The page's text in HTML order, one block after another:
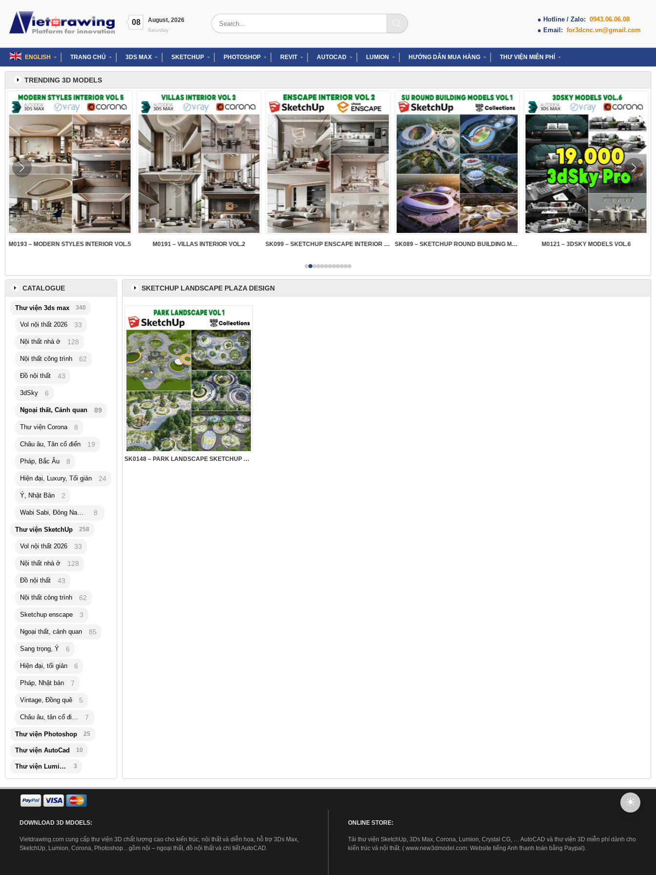
content
08 August, 2026
Saturday
Search
for:
● Hotline / Zalo: 0943.06.06.08
● Email: for3dcnc.vn@gmail.com
ENGLISH TRANG CHỦ 3DS MAX SKETCHUP PHOTOSHOP REVIT AUTOCAD LUMION HƯỚNG DẪN MUA HÀNG THƯ VIỆN MIỄN PHÍ
TRENDING 3D MODELS
M0193 – MODERN STYLES INTERIOR VOL.5 M0191 – VILLAS INTERIOR VOL.2 SK099 – SKETCHUP ENSCAPE INTERIOR VOL.2 SK089 – SKETCHUP ROUND BUILDING MODELS M0121 – 3DSKY MODELS VOL.6
SKETCHUP LANDSCAPE PLAZA DESIGN
SK0148 – PARK LANDSCAPE SKETCHUP VOL.1
CATALOGUE
Thư viện 3ds max 340
Vol nội thất 2026 33
Nội thất nhà ở 128
Nội thất công trình 62
Đồ nội thất 43
3dSky 6
Ngoại thất, Cảnh quan 89
Thư viện Corona 8
Châu âu, Tân cổ điển 19
Pháp, Bắc Âu 8
Hiện đại, Luxury, Tối giản 24
Ý, Nhật Bản 2
Wabi Sabi, Đông Nam Á 8
Thư viện SketchUp 258
Vol nội thất 2026 33
Nội thất nhà ở 128
Đồ nội thất 43
Nội thất công trình 62
Sketchup enscape 3
Ngoại thất, cảnh quan 85
Sang trọng, Ý 6
Hiện đại, tối giản 6
Pháp, Nhật bản 7
Vintage, Đồng quê 5
Châu âu, tân cổ điển 7
Thư viện Photoshop 25
Thư viện AutoCad 10
Thư viện Lumion 3
DOWNLOAD 3D MDOELS:
Vietdrawing.com cung cấp thư viện 3D chất lượng cao cho kiến trúc, nội thất và diễn họa, hỗ trợ 3Ds Max,
SketchUp, Lumion, Corona, Photoshop…gồm nội – ngoại thất, đồ nội thất và chi tiết AutoCAD.
ONLINE STORE:
Tải thư viện SketchUp, 3Ds Max, Corona, Lumion, Crystal CG, … AutoCAD và thư viện 3D miễn phí dành cho
kiến trúc và nội thất. ( www.new3dmodel.com: Website tiếng Anh thanh toán bằng Paypal).